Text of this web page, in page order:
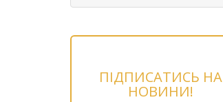
ПІДПИСАТИСЬ НА
НОВИНИ!